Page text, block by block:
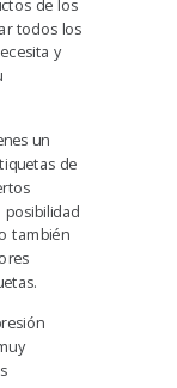
de los
todos los
y
un
de
posibilidad
también